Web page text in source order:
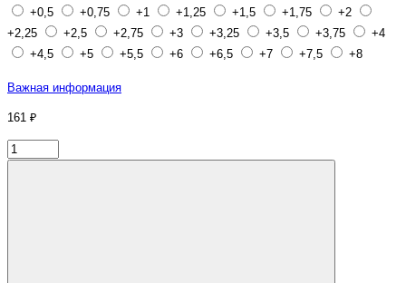
+0,5
+0,75 +1 +1,25 +1,5 +1,75
+2
+2,25
+2,5 +2,75 +3 +3,25 +3,5 +3,75
+4
+4,5
+5 +5,5 +6 +6,5 +7 +7,5 +8
Важная информация
161 ₽